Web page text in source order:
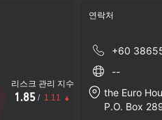
리스크 관리 지수
1.85 / 1.11
연락처
+60
--
the Euro
P.O. Box